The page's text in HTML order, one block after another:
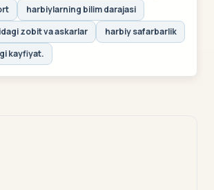
harbiylarning bilim darajasi
zobit va askarlar
harbiy safarbarlik
kayfiyat.